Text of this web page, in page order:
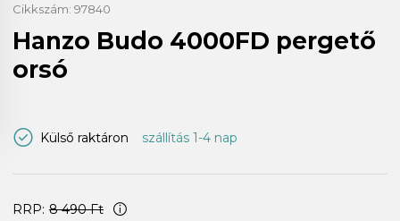
Cikkszám: 97840
Hanzo Budo 4000FD pergető
orsó
Külső raktáron szállítás 1-4 nap
RRP: 8 490 Ft